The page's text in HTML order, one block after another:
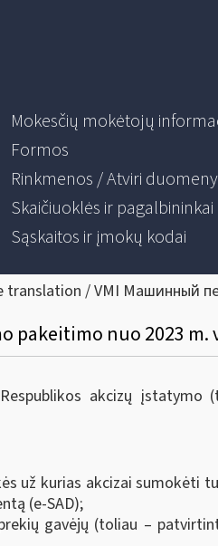
Mokesčių mokėtojų
Formos
Rinkmenos / Atviri
Skaičiuoklės ir pagalbininkai
Sąskaitos ir įmokų kodai
translation / VMI Машинный
pakeitimo nuo 2023 m.
akcizų įstatymo
už kurias akcizai sumokėti
(e-SAD);
gavėjų (toliau –